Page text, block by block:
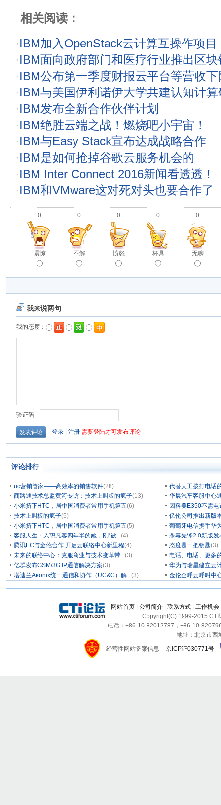
相关阅读：
·IBM加入OpenStack云计算互操作项目
·IBM面向政府部门和医疗行业推出区
·IBM公布第一季度财报云平台等营收下
·IBM与美国伊利诺伊大学共建认知计
·IBM发布全新合作伙伴计划
·IBM绝胜云端之战！燃烧吧小宇宙！
·IBM与Easy Stack宣布达成战略合作
·IBM是如何抢掉谷歌云服务机会的
·IBM Inter Connect 2016新闻看透透！
·IBM和VMware这对死对头也要合作了
0
震惊
0
不解
0
愤怒
0
杯具
0
无聊
评论排行
uc营销管家——高效率的销售软件(28)
代替人工拨打电话
商路通技术总监黄河专访：技术上叫板的疯子(13)
华晨汽车客服中心
小米挤下HTC，居中国消费者常用手机第五(6)
因科美E350不需
技术上叫板的疯子(5)
亿伦公司推出新版
小米挤下HTC，居中国消费者常用手机第五(5)
葡萄牙电信携手华
客服人生：入职凡客四年半的她，刚“被...(4)
杀毒先锋2.0新版发
腾讯EC与金伦合作 开启云联络中心新里程(4) 态度是一把钥匙(3)
未来的联络中心：克服商业与技术变革带...(3)
电话、电话、更多
亿群发布GSM/3G IP通信解决方案(3)
华为与瑞星建立云
塔迪兰Aeonix统一通信和协作（UC&C）解...(3) 金伦企呼云呼叫中
网站首页 公司简介 联系方式 工作机会
Copyright(C) 1999-2015 CTI
电话：+86-10-82012787，+86-10-
地址：北京市西
经营性网站备案信息
京ICP证030771号